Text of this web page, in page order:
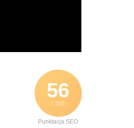
56
/ 100
Punktacja SEO